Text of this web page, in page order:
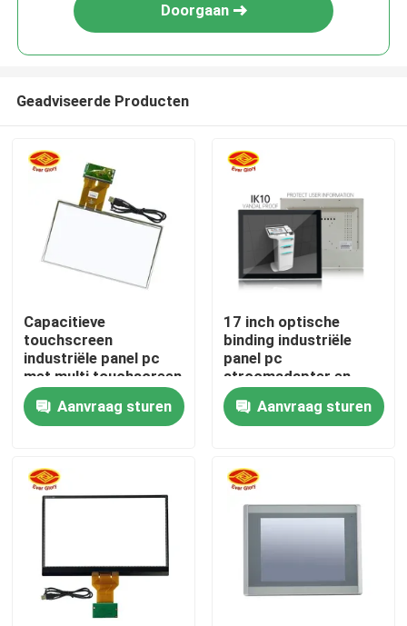
Thuis
Producten
Over ons
Kwaliteitscontrole
Doorgaan
Geadviseerde Producten
Capacitieve
touchscreen
industriële panel pc
met multi touchscreen
CE FCC RoHS
gecertificeerd
Aanvraag sturen
17 inch optische
binding industriële
panel pc
stroomadapter en
afstandsbediening
functieAanvraag sturen